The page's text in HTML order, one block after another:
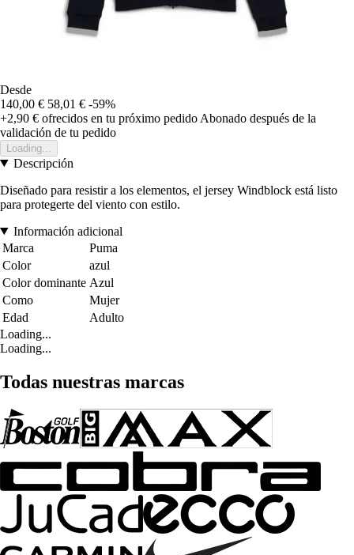
Desde
140,00 € 58,01 € -59%
+2,90 € ofrecidos en tu próximo pedido Abonado después de la
validación de tu pedido
Loading...
Descripción
Diseñado para resistir a los elementos, el jersey Windblock está listo
para protegerte del viento con estilo.
Información adicional
Marca
Puma
Color
azul
Color dominante Azul
Como
Mujer
Edad
Adulto
Loading...
Loading...
Todas nuestras marcas